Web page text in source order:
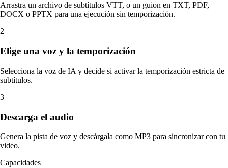
Arrastra un archivo de subtítulos VTT, o un guion en TXT, PDF,
DOCX o PPTX para una ejecución sin temporización.
2
Elige una voz y la temporización
Selecciona la voz de IA y decide si activar la temporización estricta de
subtítulos.
3
Descarga el audio
Genera la pista de voz y descárgala como MP3 para sincronizar con tu
video.
Capacidades